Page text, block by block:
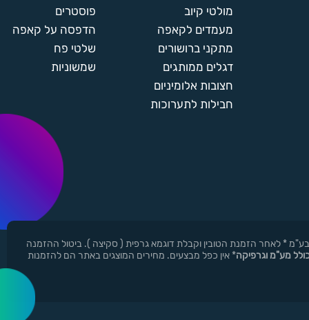
מולטי קיוב
מעמדים לקאפה
מתקני ברושורים
דגלים ממותגים
חצובות אלומיניום
חבילות לתערוכות
פוסטרים
הדפסה על קאפה
שלטי פח
שמשוניות
ר.י.ד בע"מ * לאחר הזמנת הטובין וקבלת דוגמא גרפית ( סקיצה ). ביטול ההזמנה
מע"מ וגרפיקה* אין כפל מבצעים. מחירים המוצגים באתר הם להזמנות